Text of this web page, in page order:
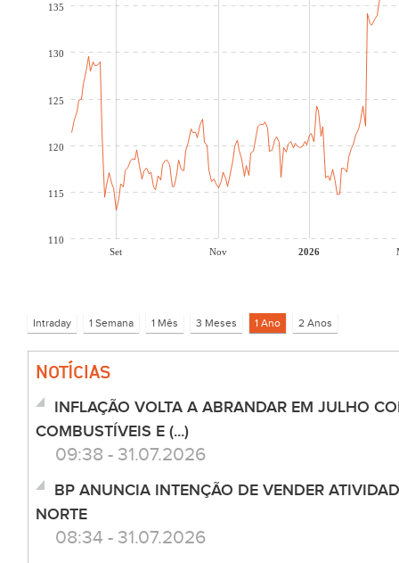
Set Nov 2026
110
115
120
125
130
135
NOTÍCIAS
INFLAÇÃO VOLTA A ABRANDAR EM JULHO
COMBUSTÍVEIS E (...)
09:38 - 31.07.2026
BP ANUNCIA INTENÇÃO DE VENDER
NORTE
08:34 - 31.07.2026